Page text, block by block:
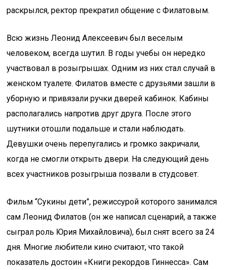
раскрылся, ректор прекратил общение с Филатовым.
Всю жизнь Леонид Алексеевич был веселым
человеком, всегда шутил. В годы учебы он нередко
участвовал в розыгрышах. Одним из них стал случай в
женском туалете. Филатов вместе с друзьями зашли в
уборную и привязали ручки дверей кабинок. Кабины
располагались напротив друг друга. После этого
шутники отошли подальше и стали наблюдать.
Девушки очень перепугались и громко закричали,
когда не смогли открыть двери. На следующий день
всех участников розыгрыша позвали в студсовет.
Фильм “Сукины дети”, режиссурой которого занимался
сам Леонид Филатов (он же написал сценарий, а также
сыграл роль Юрия Михайловича), был снят всего за 24
дня. Многие любители кино считают, что такой
показатель достоин «Книги рекордов Гиннесса». Сам